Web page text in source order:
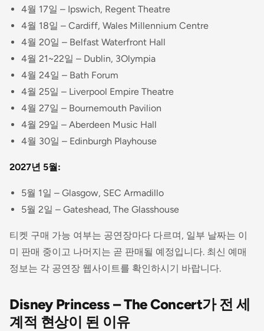
4월 17일 – Ipswich, Regent Theatre
4월 18일 – Cardiff, Wales Millennium Centre
4월 20일 – Belfast Waterfront Hall
4월 21~22일 – Dublin, 3Olympia
4월 24일 – Bath Forum
4월 25일 – Liverpool Empire Theatre
4월 27일 – Bournemouth Pavilion
4월 29일 – Aberdeen Music Hall
4월 30일 – Edinburgh Playhouse
2027년 5월:
5월 1일 – Glasgow, SEC Armadillo
5월 2일 – Gateshead, The Glasshouse
티켓 구매 가능 여부는 공연장마다 다르며, 일부 날짜는 이
미 판매 중이고 나머지는 곧 판매될 예정입니다. 최신 예매
정보는 각 공연장 웹사이트를 확인하시기 바랍니다.
Disney Princess – The Concert가 전 세
계적 현상이 된 이유